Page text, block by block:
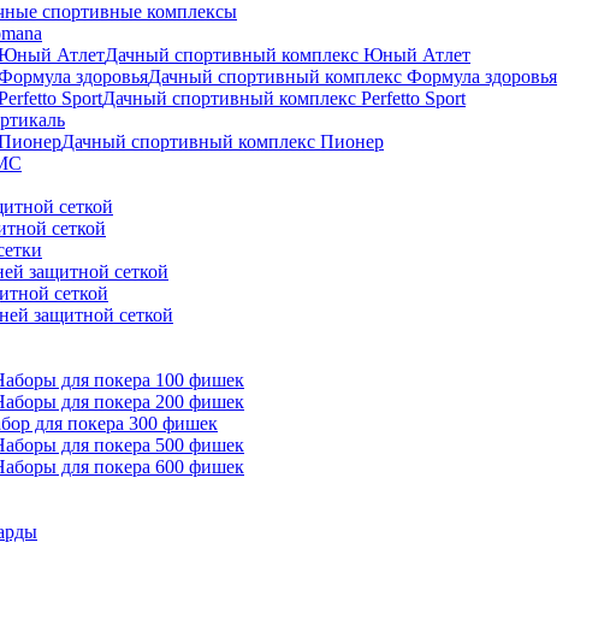
спортивные комплексы
Дачный спортивный комплекс Юный Атлет
Дачный спортивный комплекс Формула здоровья
Дачный спортивный комплекс Perfetto Sport
Дачный спортивный комплекс Пионер
сеткой
сеткой
защитной сеткой
сеткой
защитной сеткой
для покера 100 фишек
для покера 200 фишек
для покера 300 фишек
для покера 500 фишек
для покера 600 фишек